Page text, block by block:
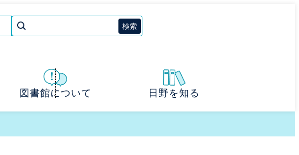
図書館について 日野を知る